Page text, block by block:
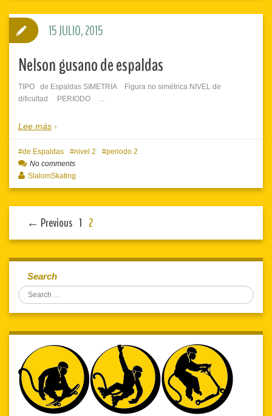
Nelson gusano de espaldas
TIPO de Espaldas SIMETRIA Figura no simétrica NIVEL de
dificultad PERIODO …
Lee más
15 JULIO, 2015
de Espaldas nivel 2
periodo 2
No comments
SlalomSkating
← Previous 1 2
Search